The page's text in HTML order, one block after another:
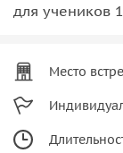
для учеников
Место